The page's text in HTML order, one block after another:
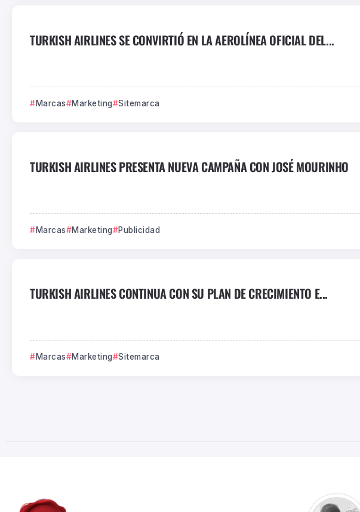
TURKISH AIRLINES SE CONVIRTIÓ EN LA AEROLÍNEA OFICIAL DEL...
Marcas Marketing Sitemarca
TURKISH AIRLINES PRESENTA NUEVA CAMPAÑA CON JOSÉ MOURINHO
Marcas Marketing Publicidad
TURKISH AIRLINES CONTINUA CON SU PLAN DE CRECIMIENTO E...
Marcas Marketing Sitemarca